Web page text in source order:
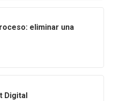
eliminar una
Digital